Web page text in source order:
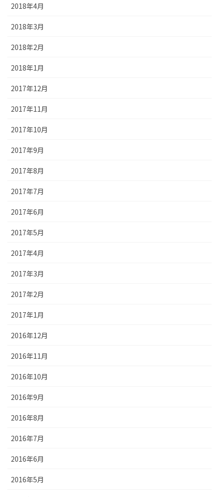
2018年4月
2018年3月
2018年2月
2018年1月
2017年12月
2017年11月
2017年10月
2017年9月
2017年8月
2017年7月
2017年6月
2017年5月
2017年4月
2017年3月
2017年2月
2017年1月
2016年12月
2016年11月
2016年10月
2016年9月
2016年8月
2016年7月
2016年6月
2016年5月